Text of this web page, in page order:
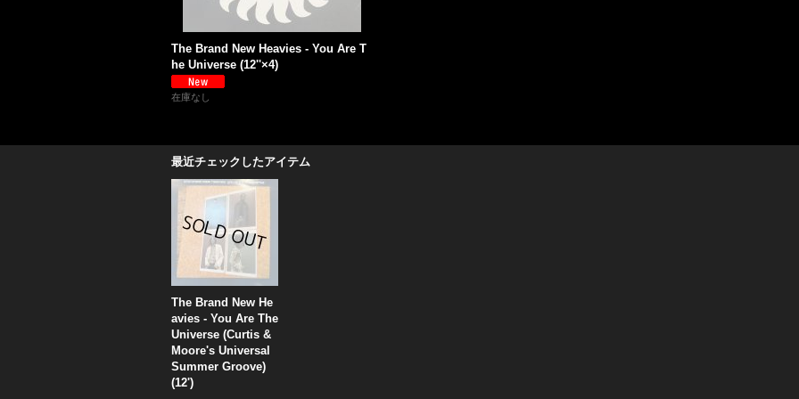
The Brand New Heavies - You Are T
he Universe (12''×4)
在庫なし
最近チェックしたアイテム
The Brand New He
avies - You Are The
Universe (Curtis &
Moore's Universal
Summer Groove)
(12')